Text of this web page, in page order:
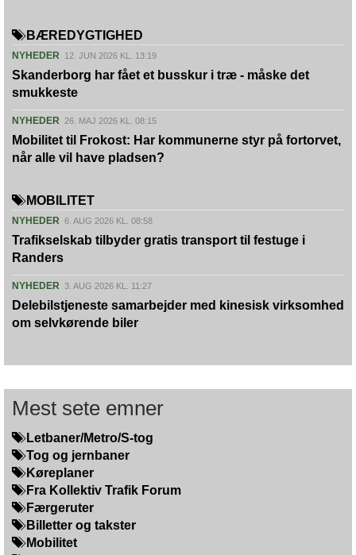
BÆREDYGTIGHED
NYHEDER 12. JUN 2026 KL. 13:19
Skanderborg har fået et busskur i træ - måske det
smukkeste
NYHEDER 26. MAJ 2026 KL. 08:15
Mobilitet til Frokost: Har kommunerne styr på fortorvet,
når alle vil have pladsen?
MOBILITET
NYHEDER 6. AUG 2026 KL. 08:58
Trafikselskab tilbyder gratis transport til festuge i
Randers
NYHEDER 3. AUG 2026 KL. 11:27
Delebilstjeneste samarbejder med kinesisk virksomhed
om selvkørende biler
Mest sete emner
Letbaner/Metro/S-tog
Tog og jernbaner
Køreplaner
Fra Kollektiv Trafik Forum
Færgeruter
Billetter og takster
Mobilitet